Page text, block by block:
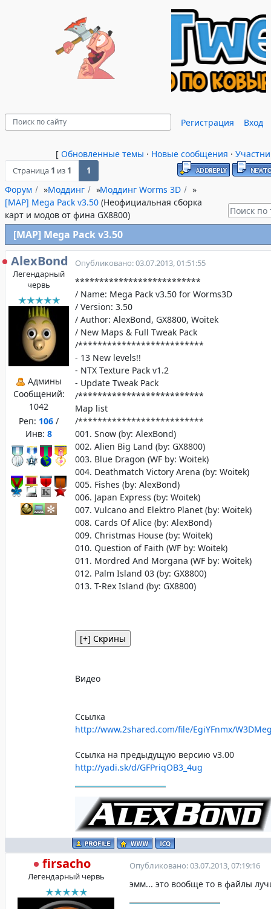
Регистрация Вход
[ Обновленные темы · Новые сообщения ·
Страница 1 из 1 1
Форум »Моддинг »Моддинг Worms 3D
»
[MAP] Mega Pack v3.50 (Неофициальная сборка
карт и модов от фина GX8800)
[MAP] Mega Pack v3.50
AlexBond
Легендарный
червь
Админы
Сообщений:
1042
Реп: 106 /
Инв: 8
Опубликовано: 03.07.2013, 01:51:55
**************************
/ Name: Mega Pack v3.50 for Worms3D
/ Version: 3.50
/ Author: AlexBond, GX8800, Woitek
/ New Maps & Full Tweak Pack
/**************************
- 13 New levels!!
- NTX Texture Pack v1.2
- Update Tweak Pack
/**************************
Map list
/**************************
001. Snow (by: AlexBond)
002. Alien Big Land (by: GX8800)
003. Blue Dragon (WF by: Woitek)
004. Deathmatch Victory Arena (by: Woitek)
005. Fishes (by: AlexBond)
006. Japan Express (by: Woitek)
007. Vulcano and Elektro Planet (by: Woitek)
008. Cards Of Alice (by: AlexBond)
009. Christmas House (by: Woitek)
010. Question of Faith (WF by: Woitek)
011. Mordred And Morgana (WF by: Woitek)
012. Palm Island 03 (by: GX8800)
013. T-Rex Island (by: GX8800)
Видео
Ссылка
http://www.2shared.com/file/EgiYFnmx/
Ссылка на предыдущую версию v3.00
http://yadi.sk/d/GFPriqOB3_4ug
firsacho
Легендарный червь
Опубликовано: 03.07.2013, 07:19:16
эмм... это вообще то в файлы